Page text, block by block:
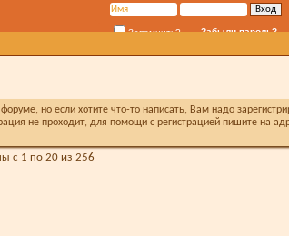
Запомнить? Забыли пароль?
но если хотите что-то написать, Вам надо
не проходит, для помощи с регистрацией пишите на
с 1 по 20 из 256